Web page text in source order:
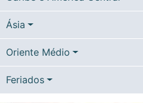
Ásia
Oriente Médio
Feriados